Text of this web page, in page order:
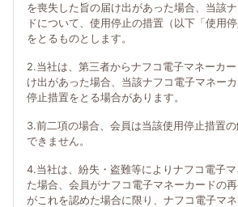
を喪失した旨の届け出があった場合、当該
ドについて、使用停止の措置（以下「使用停
をとるものとします。
2.当社は、第三者からナフコ電子マネーカ
け出があった場合、当該ナフコ電子マネー
停止措置をとる場合があります。
3.前二項の場合、会員は当該使用停止措置
できません。
4.当社は、紛失・盗難等によりナフコ電子
た場合、会員がナフコ電子マネーカードの
がこれを認めた場合に限り、ナフコ電子マ